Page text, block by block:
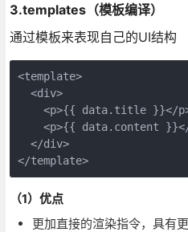
3.templates（模板编译）
通过模板来表现自己的UI结构
<template>
  <div>
<p>{{ data.title }}</
<p>{{ data.content
  </div>
</template>
（1）优点
更加直接的渲染指令，具有